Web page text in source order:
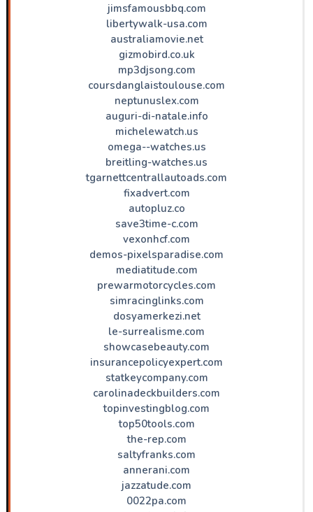
jimsfamousbbq.com
libertywalk-usa.com
australiamovie.net
gizmobird.co.uk
mp3djsong.com
coursdanglaistoulouse.com
neptunuslex.com
auguri-di-natale.info
michelewatch.us
omega--watches.us
breitling-watches.us
tgarnettcentrallautoads.com
fixadvert.com
autopluz.co
save3time-c.com
vexonhcf.com
demos-pixelsparadise.com
mediatitude.com
prewarmotorcycles.com
simracinglinks.com
dosyamerkezi.net
le-surrealisme.com
showcasebeauty.com
insurancepolicyexpert.com
statkeycompany.com
carolinadeckbuilders.com
topinvestingblog.com
top50tools.com
the-rep.com
saltyfranks.com
annerani.com
jazzatude.com
0022pa.com